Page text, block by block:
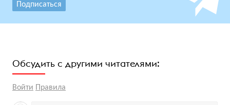
Подписаться
Обсудить с другими читателями:
Войти Правила